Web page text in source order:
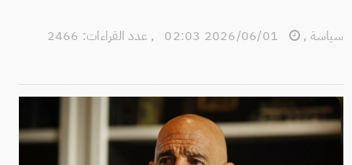
سياسة ,
, عدد القراءات: 2466